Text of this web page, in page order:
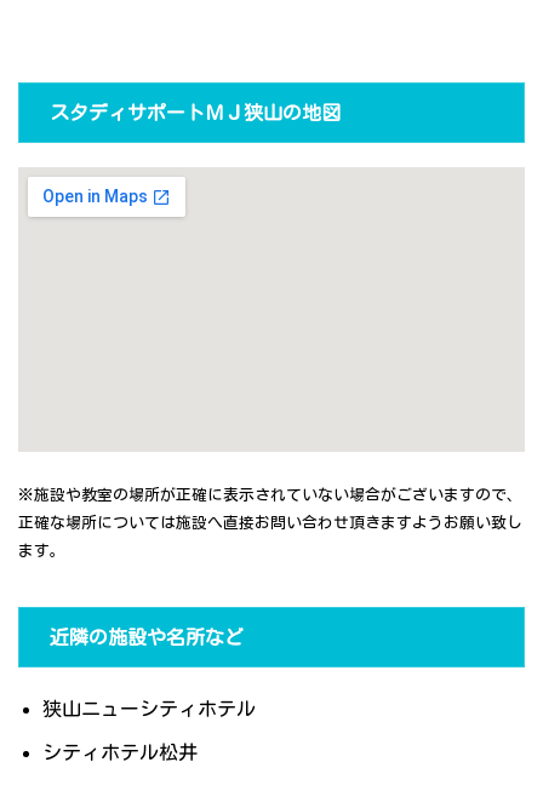
スタディサポートＭＪ狭山の地図
※施設や教室の場所が正確に表示されていない場合がございますので、
正確な場所については施設へ直接お問い合わせ頂きますようお願い致し
ます。
近隣の施設や名所など
狭山ニューシティホテル
シティホテル松井